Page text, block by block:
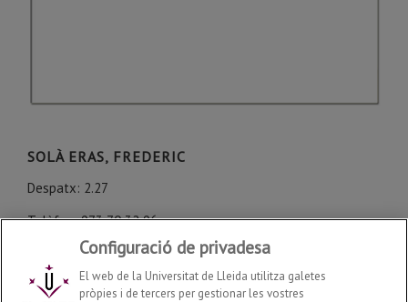
SOLÀ ERAS, FREDERIC
Despatx: 2.27
Telèfon: 973 70 32 96
frederic.sola@udl.cat
Configuració de privadesa
El web de la Universitat de Lleida utilitza galetes
pròpies i de tercers per gestionar les vostres